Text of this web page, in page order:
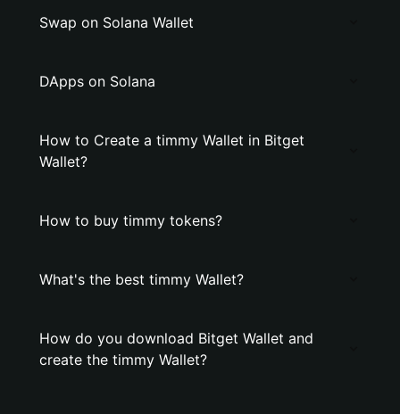
Swap on Solana Wallet
DApps on Solana
How to Create a timmy Wallet in Bitget
Wallet?
How to buy timmy tokens?
What's the best timmy Wallet?
How do you download Bitget Wallet and
create the timmy Wallet?